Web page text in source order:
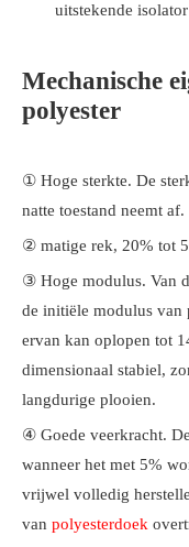
uitstekende
Mechanische
polyester
① Hoge sterkte. De
natte toestand neemt af.
② matige rek, 20% tot
③ Hoge modulus. Van
de initiële modulus van
ervan kan oplopen tot
dimensionaal stabiel,
langdurige plooien.
④ Goede veerkracht.
wanneer het met 5%
vrijwel volledig
van polyesterdoek